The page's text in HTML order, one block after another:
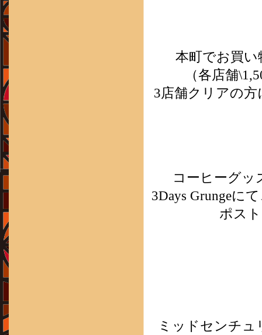
本町でお買
（各店舗
3店舗クリアの方
コーヒーグ
3Days Grungeに
ポス
ミッドセンチュ